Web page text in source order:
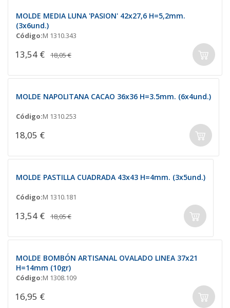
MOLDE MEDIA LUNA 'PASION' 42x27,6 H=5,2mm.
(3x6und.)
Código:M 1310.343
13,54 € 18,05 €
MOLDE NAPOLITANA CACAO 36x36 H=3.5mm. (6x4und.)
Código:M 1310.253
18,05 €
MOLDE PASTILLA CUADRADA 43x43 H=4mm. (3x5und.)
Código:M 1310.181
13,54 € 18,05 €
MOLDE BOMBÓN ARTISANAL OVALADO LINEA 37x21
H=14mm (10gr)
Código:M 1308.109
16,95 €